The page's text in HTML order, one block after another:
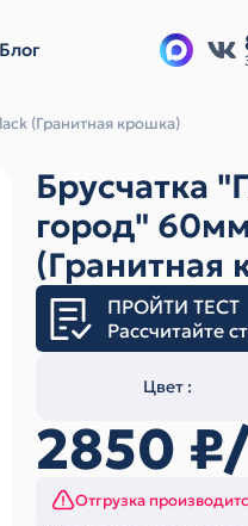
Блог
(Гранитная крошка)
Брусчатка
город"
(Гранитная
ПРОЙТИ ТЕСТ
Рассчитайте
Цвет :
2850
Отгрузка